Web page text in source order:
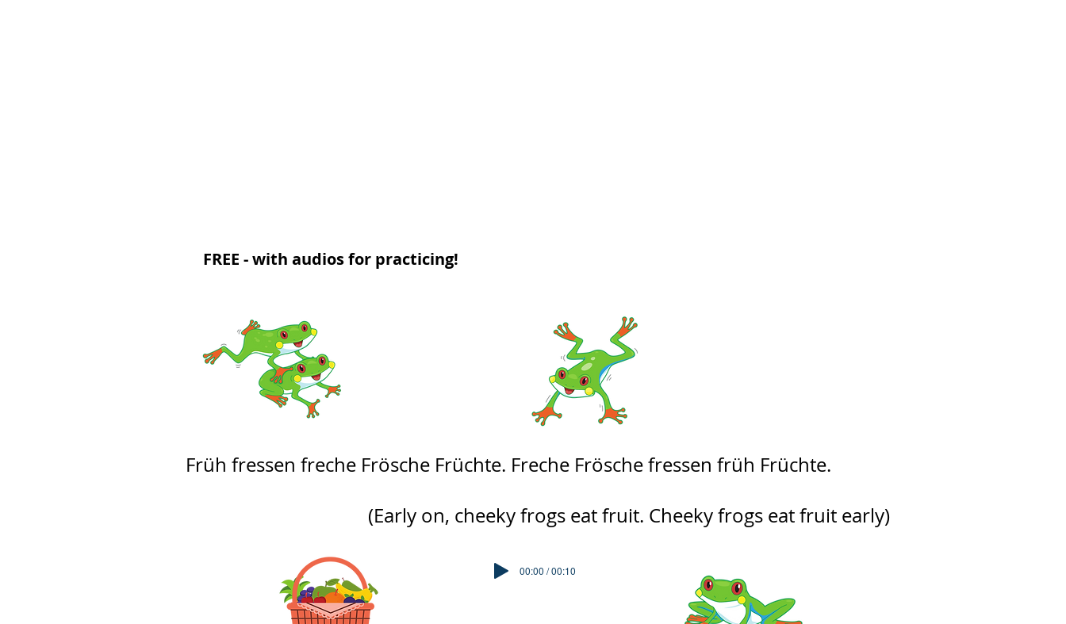
FREE - with audios for practicing!
Früh fressen freche Frösche Früchte. Freche Frösche fressen früh Früchte.
(Early on, cheeky frogs eat fruit. Cheeky frogs eat fruit early)
00:00 / 00:10